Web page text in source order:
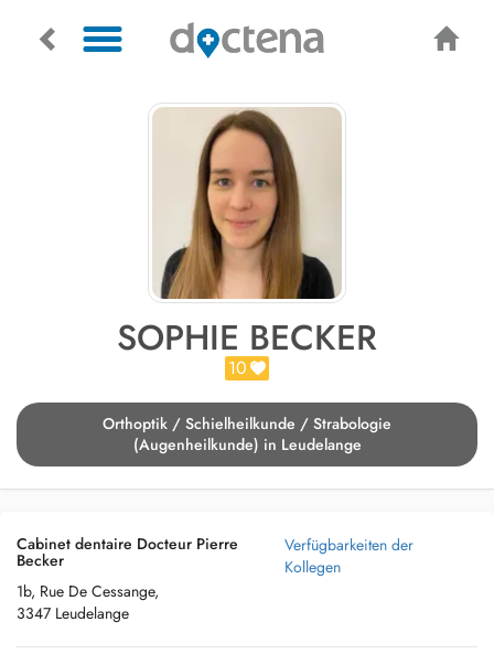
SOPHIE BECKER
10
Orthoptik / Schielheilkunde / Strabologie
(Augenheilkunde) in Leudelange
Cabinet dentaire Docteur Pierre
Becker
1b, Rue De Cessange,
3347 Leudelange
Verfügbarkeiten der
Kollegen